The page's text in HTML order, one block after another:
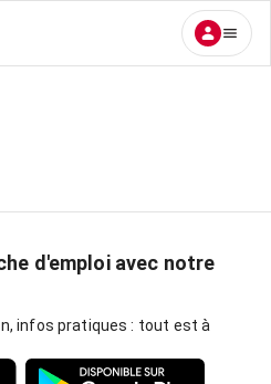
d'emploi avec notre
infos pratiques : tout est à